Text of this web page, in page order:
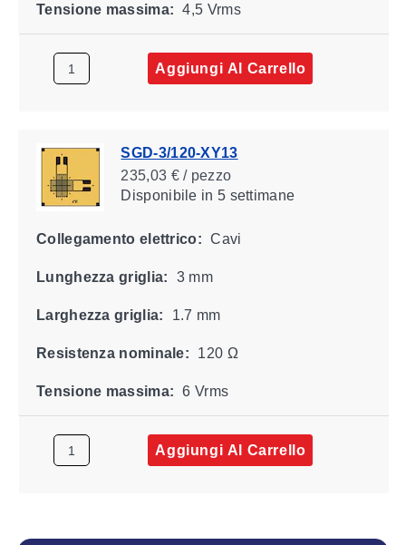
Tensione massima: 4,5 Vrms
Aggiungi Al Carrello
SGD-3/120-XY13
235,03 € / pezzo
Disponibile in 5 settimane
Collegamento elettrico: Cavi
Lunghezza griglia: 3 mm
Larghezza griglia: 1.7 mm
Resistenza nominale: 120 Ω
Tensione massima: 6 Vrms
Aggiungi Al Carrello